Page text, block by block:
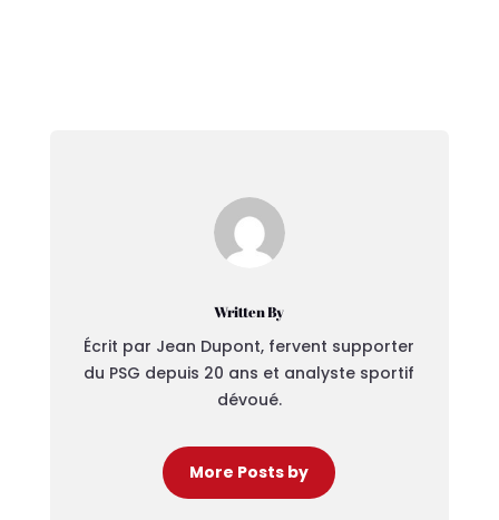
Written By
Écrit par Jean Dupont, fervent supporter
du PSG depuis 20 ans et analyste sportif
dévoué.
More Posts by